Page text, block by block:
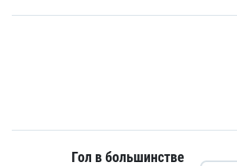
Гол в большинстве